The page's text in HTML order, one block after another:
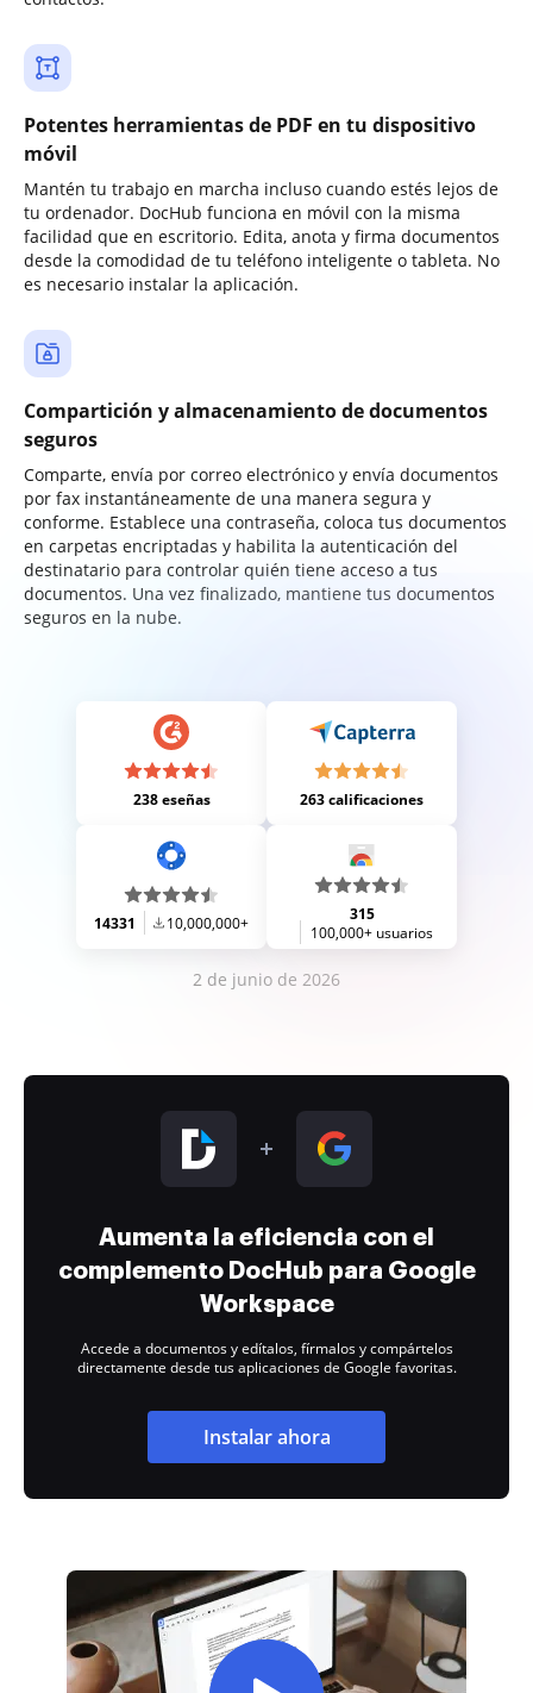
Potentes herramientas de PDF en tu dispositivo
móvil
Mantén tu trabajo en marcha incluso cuando estés lejos de
tu ordenador. DocHub funciona en móvil con la misma
facilidad que en escritorio. Edita, anota y firma documentos
desde la comodidad de tu teléfono inteligente o tableta. No
es necesario instalar la aplicación.
Compartición y almacenamiento de documentos
seguros
Comparte, envía por correo electrónico y envía documentos
por fax instantáneamente de una manera segura y
conforme. Establece una contraseña, coloca tus documentos
en carpetas encriptadas y habilita la autenticación del
destinatario para controlar quién tiene acceso a tus
documentos. Una vez finalizado, mantiene tus documentos
seguros en la nube.
238 eseñas 263 calificaciones
14331 10,000,000+
315
100,000+ usuarios
2 de junio de 2026
Aumenta la eficiencia con el
complemento DocHub para Google
Workspace
Accede a documentos y edítalos, fírmalos y compártelos
directamente desde tus aplicaciones de Google favoritas.
Instalar ahora